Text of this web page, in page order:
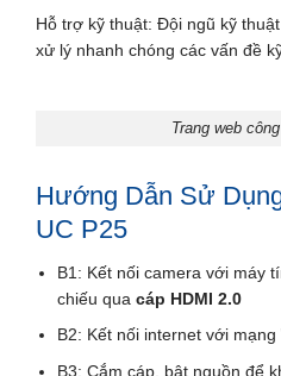
Hỗ trợ kỹ thuật: Đội ngũ kỹ
xử lý nhanh chóng các vấn đề
Trang web
Hướng Dẫn Sử
UC P25
B1: Kết nối camera với máy
chiếu qua cáp HDMI 2.0
B2: Kết nối internet với
B3: Cắm cáp, bật nguồn để